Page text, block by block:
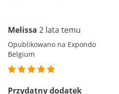
Melissa 2 lata temu
Opublikowano na Expondo
Belgium
Przydatny dodatek